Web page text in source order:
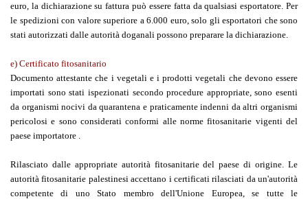
euro, la dichiarazione su fattura può essere fatta da qualsiasi esportatore. Per
le spedizioni con valore superiore a 6.000 euro, solo gli esportatori che sono
stati autorizzati dalle autorità doganali possono preparare la dichiarazione.
e) Certificato fitosanitario
Documento attestante che i vegetali e i prodotti vegetali che devono essere
importati sono stati ispezionati secondo procedure appropriate, sono esenti
da organismi nocivi da quarantena e praticamente indenni da altri organismi
pericolosi e sono considerati conformi alle norme fitosanitarie vigenti del
paese importatore .
Rilasciato dalle appropriate autorità fitosanitarie del paese di origine. Le
autorità fitosanitarie palestinesi accettano i certificati rilasciati da un'autorità
competente di uno Stato membro dell'Unione Europea, se tutte le